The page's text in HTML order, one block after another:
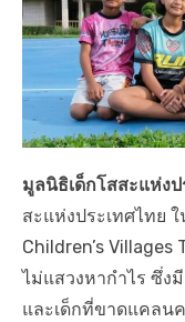
มูลนิธิเด็กโสสะแห่งป
สะแห่งประเทศไทย
Children’s
ไม่แสวงหากำไร ซึ่ง
และเด็กที่ขาดแคลน